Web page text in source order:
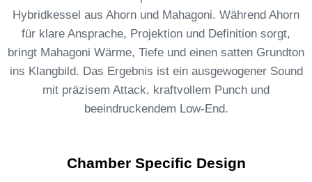
Hybridkessel aus Ahorn und Mahagoni. Während Ahorn
für klare Ansprache, Projektion und Definition sorgt,
bringt Mahagoni Wärme, Tiefe und einen satten Grundton
ins Klangbild. Das Ergebnis ist ein ausgewogener Sound
mit präzisem Attack, kraftvollem Punch und
beeindruckendem Low-End.
Chamber Specific Design